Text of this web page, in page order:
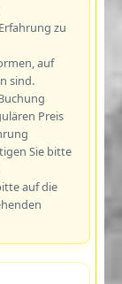
zu
auf
sind.
Preis
Sie bitte
auf die